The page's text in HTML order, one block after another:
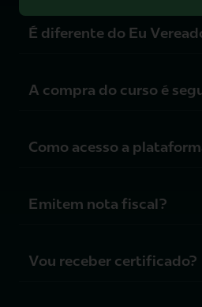
É diferente do Eu
A compra do curso é
Como acesso a
Emitem nota fiscal?
Vou receber certificado?